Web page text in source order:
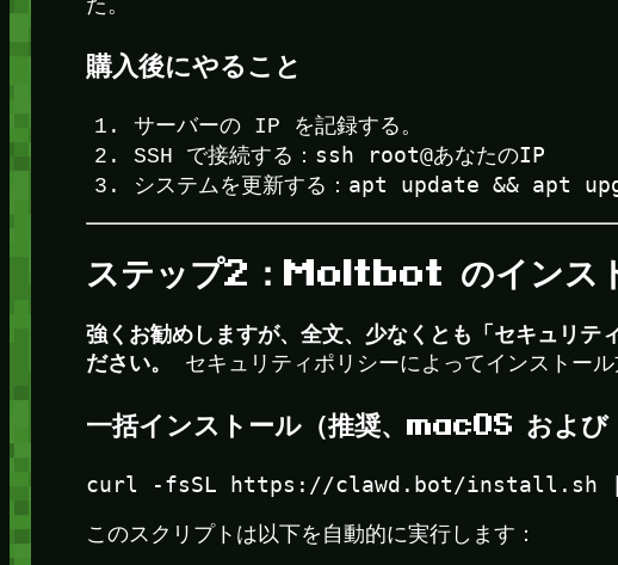
た。
購入後にやること
サーバーの IP を記録する。
SSH で接続する： ssh root@あなたのIP
システムを更新する： apt update && apt
ステップ2：Moltbot のインス
強くお勧めしますが、全文、少なくとも「セキュリテ
ださい。
セキュリティポリシーによってインストール
一括インストール（推奨、macOS およ
このスクリプトは以下を自動的に実行します：